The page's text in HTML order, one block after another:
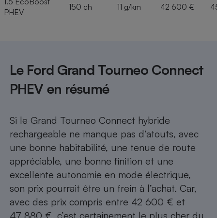
PHEV
150 ch 11 g/km 42 600 €
Le Ford Grand Tourneo Connect
PHEV en résumé
Si le Grand Tourneo Connect hybride
rechargeable ne manque pas d’atouts, avec
une bonne habitabilité, une tenue de route
appréciable, une bonne finition et une
excellente autonomie en mode électrique,
son prix pourrait être un frein à l’achat. Car,
avec des prix compris entre 42 600 € et
47 880 €, c’est certainement le plus cher du